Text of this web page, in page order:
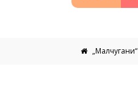
„Малчугани“